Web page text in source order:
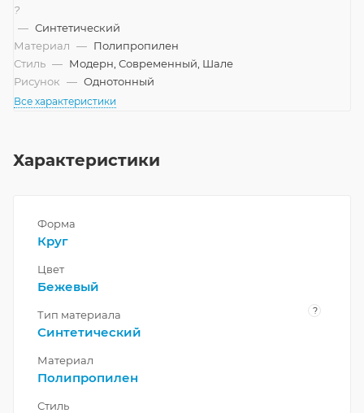
?
— Синтетический
Материал — Полипропилен
Стиль — Модерн, Современный, Шале
Рисунок — Однотонный
Все характеристики
Характеристики
Форма
Круг
Цвет
Бежевый
Тип материала ?
Синтетический
Материал
Полипропилен
Стиль